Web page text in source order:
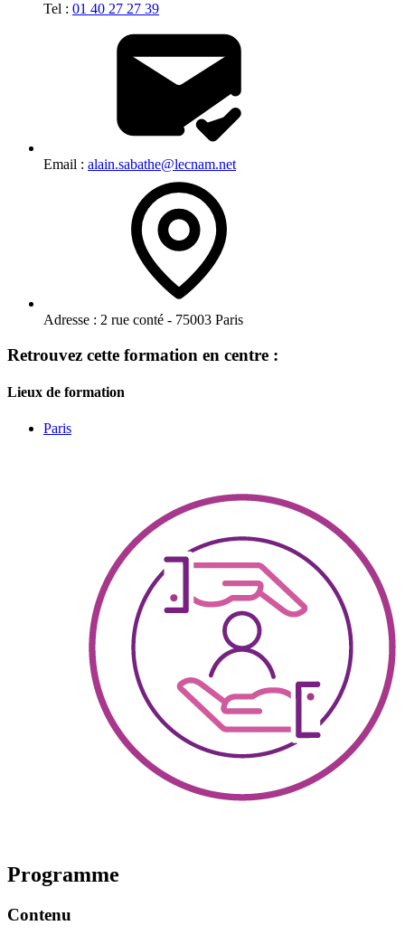
Tel : 01 40 27 27 39
Email : alain.sabathe@lecnam.net
Adresse : 2 rue conté - 75003 Paris
Retrouvez cette formation en centre :
Lieux de formation
Paris
Programme
Contenu